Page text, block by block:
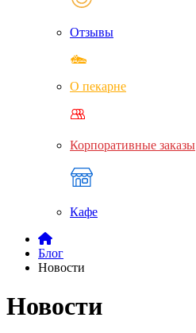
Отзывы
О пекарне
Корпоративные заказы
Кафе
Блог
Новости
Новости